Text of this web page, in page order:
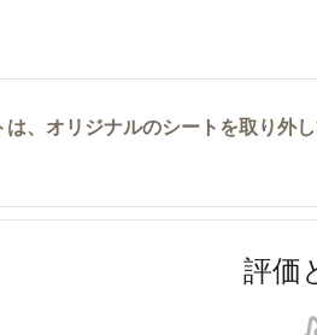
、オリジナルのシートを取り外
評価